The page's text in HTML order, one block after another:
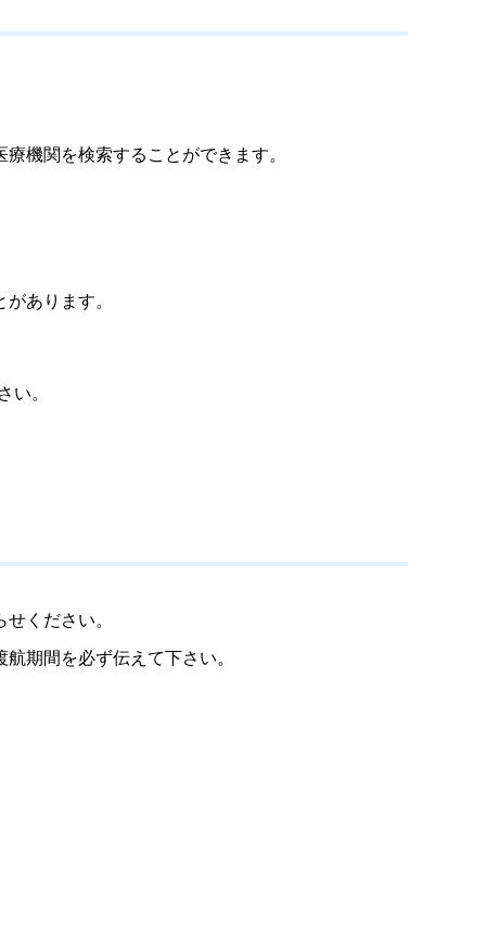
機関を検索することができます。
あります。
。
ください。
期間を必ず伝えて下さい。